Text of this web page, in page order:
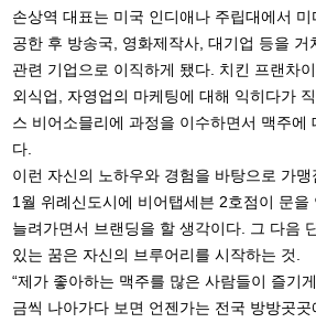
손상역 대표는 미국 인디애나 주립대에서
공한 후 방송국, 영화제작사, 대기업 등을 거
관련 기업으로 이직하게 됐다. 치킨 프랜차
외식업, 자영업의 마케팅에 대해 익히다가
스 비어소믈리에 과정을 이수하면서 맥주에
다.
이런 자신의 노하우와 경험을 바탕으로 가
1월 위례신도시에 비어탭세븐 2호점이 문을
늘려가면서 브랜딩을 할 생각이다. 그 다음
있는 꿈은 자신의 브루어리를 시작하는 것.
“제가 좋아하는 맥주를 많은 사람들이 즐기
금씩 나아가다 보면 언젠가는 전국 방방곳